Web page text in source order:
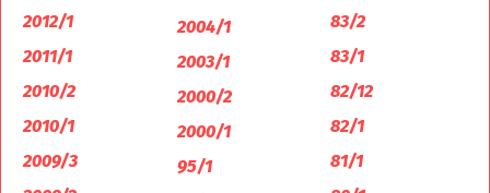
2012/1
2011/1
2010/2
2010/1
2009/3
2004/1
2003/1
2000/2
2000/1
95/1
83/2
83/1
82/12
82/1
81/1